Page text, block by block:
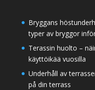
Bryggans
typer av bryggor
Terassin huolto –
käyttöikää vuosilla
Underhåll av
på din terrass